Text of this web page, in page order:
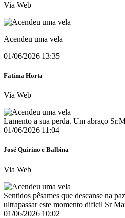
Via Web
Acendeu uma vela
01/06/2026 13:35
Fatima Horta
Via Web
Lamento a sua perda. Um abraço
01/06/2026 11:04
José Quirino e Balbina
Via Web
Sentidos pêsames que descanse na
ultrapassar este momento dificil Sr
01/06/2026 10:02